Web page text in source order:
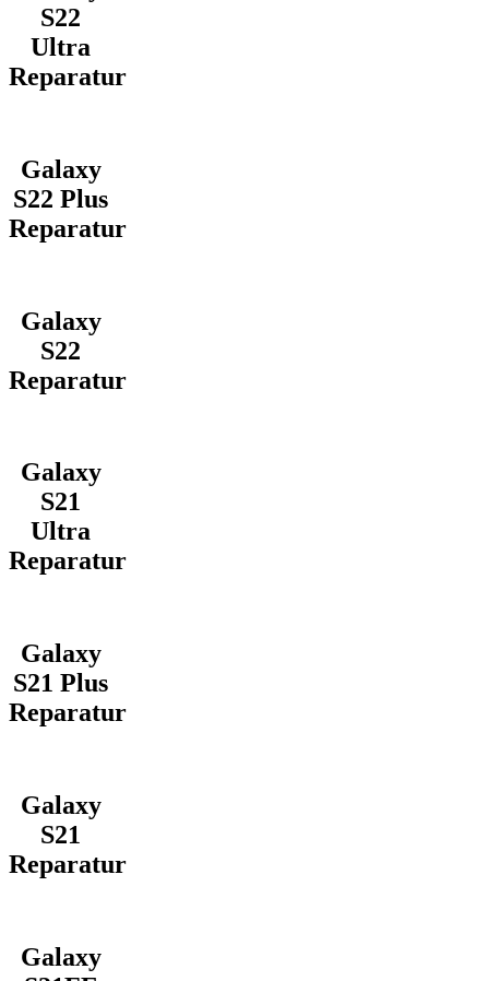
S22
Ultra
Reparatur
Galaxy
S22 Plus
Reparatur
Galaxy
S22
Reparatur
Galaxy
S21
Ultra
Reparatur
Galaxy
S21 Plus
Reparatur
Galaxy
S21
Reparatur
Galaxy